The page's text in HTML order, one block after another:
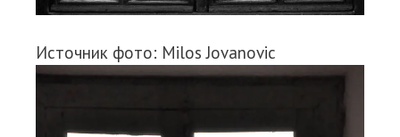
Источник фото: Milos Jovanovic